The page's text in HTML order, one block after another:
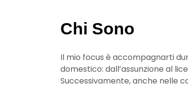
Chi Sono
Il mio focus è accompagnarti
domestico: dall’assunzione al
Successivamente, anche nelle